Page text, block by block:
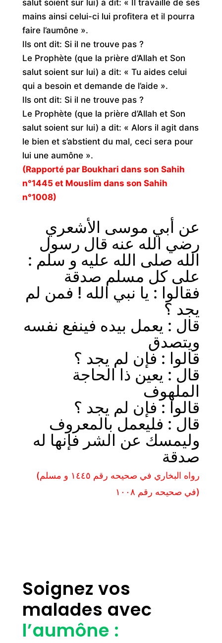
salut soient sur lui) a dit: « Il travaille de ses
mains ainsi celui-ci lui profitera et il pourra
faire l’aumône ».
Ils ont dit: Si il ne trouve pas ?
Le Prophète (que la prière d’Allah et Son
salut soient sur lui) a dit: « Tu aides celui
qui a besoin et demande de l’aide ».
Ils ont dit: Si il ne trouve pas ?
Le Prophète (que la prière d’Allah et Son
salut soient sur lui) a dit: « Alors il agit dans
le bien et s’abstient du mal, ceci sera pour
lui une aumône ».
(Rapporté par Boukhari dans son Sahih
n°1445 et Mouslim dans son Sahih
n°1008)
عن أبي موسى الأشعري
رضي الله عنه قال رسول
الله صلى الله عليه و سلم :
على كل مسلم صدقة
فقالوا : يا نبي الله ! فمن لم
يجد ؟
قال : يعمل بيده فينفع نفسه
ويتصدق
قالوا : فإن لم يجد ؟
قال : يعين ذا الحاجة
الملهوف
قالوا : فإن لم يجد ؟
قال : فليعمل بالمعروف
وليمسك عن الشر فإنها له
صدقة
(رواه البخاري في صحيحه رقم ١٤٤٥ و مسلم
في صحيحه رقم ١٠٠٨)
Soignez vos
malades avec
l’aumône :